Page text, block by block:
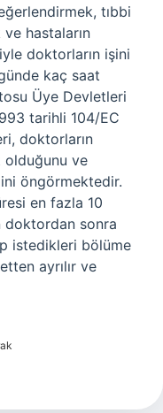
tıbbi
hastaların
doktorların işini
kaç saat
Üye Devletleri
tarihli 104/EC
doktorların
olduğunu ve
öngörmektedir.
en fazla 10
doktordan sonra
istedikleri bölüme
ayrılır ve